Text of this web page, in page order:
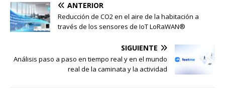
ANTERIOR
Reducción de CO2 en el aire de la habitación a
través de los sensores de IoT LoRaWAN®
SIGUIENTE
Análisis paso a paso en tiempo real y en el mundo
real de la caminata y la actividad